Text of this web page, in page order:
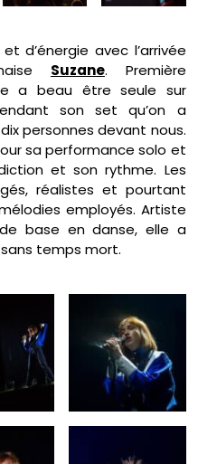
d’énergie avec l’arrivée
Suzane. Première
a beau être seule sur
son set qu’on a
personnes devant nous.
sa performance solo et
et son rythme. Les
réalistes et pourtant
employés. Artiste
base en danse, elle a
temps mort.